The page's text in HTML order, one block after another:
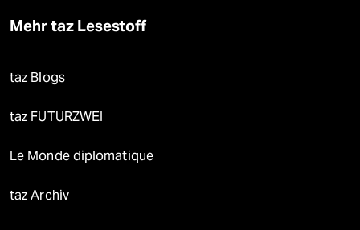
Mehr taz Lesestoff
taz Blogs
taz FUTURZWEI
Le Monde diplomatique
taz Archiv